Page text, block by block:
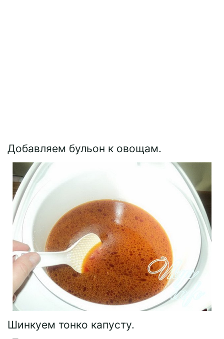
Добавляем бульон к овощам.
Шинкуем тонко капусту.